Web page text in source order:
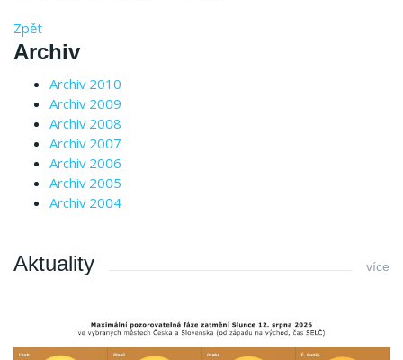
Zpět
Archiv
Archiv 2010
Archiv 2009
Archiv 2008
Archiv 2007
Archiv 2006
Archiv 2005
Archiv 2004
Aktuality více